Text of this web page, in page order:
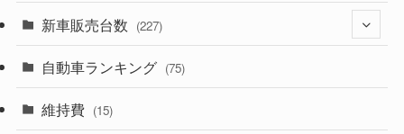
(357)
(328)
(242)
(28)
(8)
新車販売台数 (227)
(21)
自動車ランキング (75)
維持費 (15)